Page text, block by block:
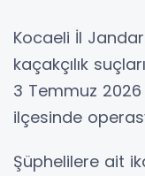
Kocaeli İl
kaçakçılık
3 Temmuz
ilçesinde
Şüphelilere ait